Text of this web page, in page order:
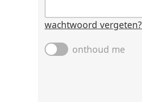
wachtwoord vergeten?
onthoud me